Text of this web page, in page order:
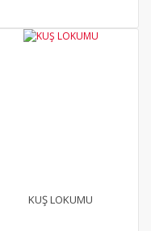
KUŞ LOKUMU